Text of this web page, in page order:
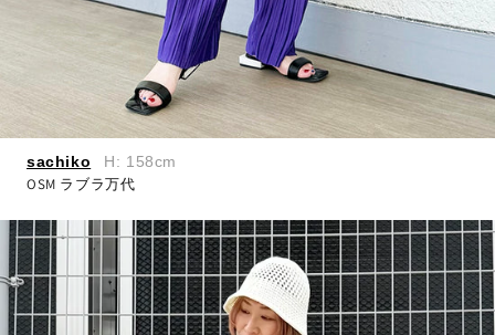
sachiko H: 158cm
OSM ラブラ万代